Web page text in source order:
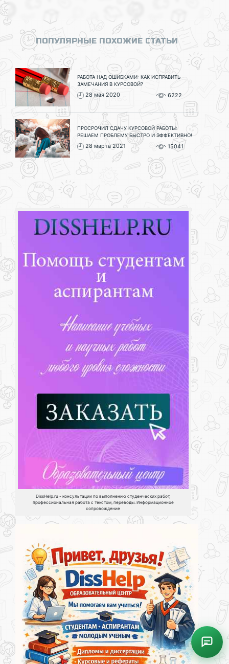
ПОПУЛЯРНЫЕ ПОХОЖИЕ СТАТЬИ
РАБОТА НАД ОШИБКАМИ: КАК ИСПРАВИТЬ
ЗАМЕЧАНИЯ В КУРСОВОЙ?
28 мая 2020 6222
ПРОСРОЧИЛ СДАЧУ КУРСОВОЙ РАБОТЫ:
РЕШАЕМ ПРОБЛЕМУ БЫСТРО И ЭФФЕКТИВНО!
28 марта 2021 15041
DissHelp.ru - консультации по выполнению студенческих работ,
профессиональная работа с текстом, переводы. Информационное
сопровождение